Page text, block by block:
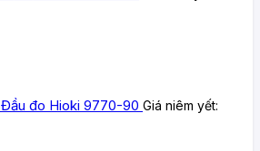
Đầu đo Hioki 9770-90 Giá niêm yết: